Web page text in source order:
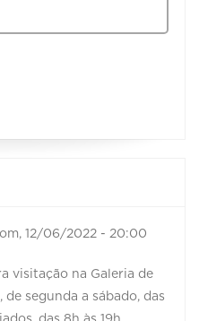
12/06/2022 - 20:00
visitação na Galeria de
segunda a sábado, das